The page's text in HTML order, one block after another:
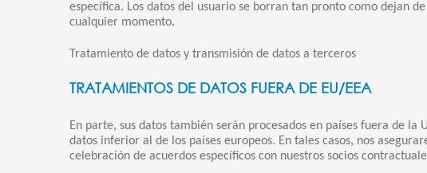
específica. Los datos del usuario se borran tan pronto como dejan
cualquier momento.
Tratamiento de datos y transmisión de datos a terceros
TRATAMIENTOS DE DATOS FUERA DE EU/EEA
En parte, sus datos también serán procesados en países fuera de
datos inferior al de los países europeos. En tales casos, nos
celebración de acuerdos específicos con nuestros socios